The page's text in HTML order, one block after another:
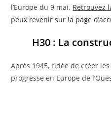
l’Europe du 9 mai. Retrouvez
peux revenir sur la page
H30 : La
Après 1945, l’idée de créer
progresse en Europe de